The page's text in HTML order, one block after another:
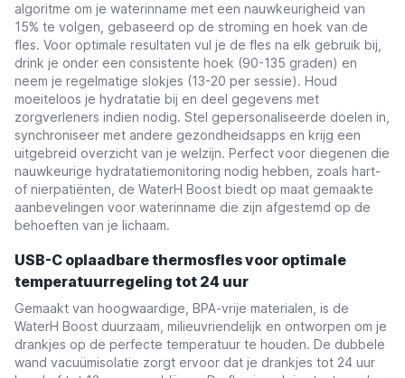
algoritme om je waterinname met een nauwkeurigheid van
15% te volgen, gebaseerd op de stroming en hoek van de
fles. Voor optimale resultaten vul je de fles na elk gebruik bij,
drink je onder een consistente hoek (90-135 graden) en
neem je regelmatige slokjes (13-20 per sessie). Houd
moeiteloos je hydratatie bij en deel gegevens met
zorgverleners indien nodig. Stel gepersonaliseerde doelen in,
synchroniseer met andere gezondheidsapps en krijg een
uitgebreid overzicht van je welzijn. Perfect voor diegenen die
nauwkeurige hydratatiemonitoring nodig hebben, zoals hart-
of nierpatiënten, de WaterH Boost biedt op maat gemaakte
aanbevelingen voor waterinname die zijn afgestemd op de
behoeften van je lichaam.
USB-C oplaadbare thermosfles voor optimale
temperatuurregeling tot 24 uur
Gemaakt van hoogwaardige, BPA-vrije materialen, is de
WaterH Boost duurzaam, milieuvriendelijk en ontworpen om je
drankjes op de perfecte temperatuur te houden. De dubbele
wand vacuümisolatie zorgt ervoor dat je drankjes tot 24 uur